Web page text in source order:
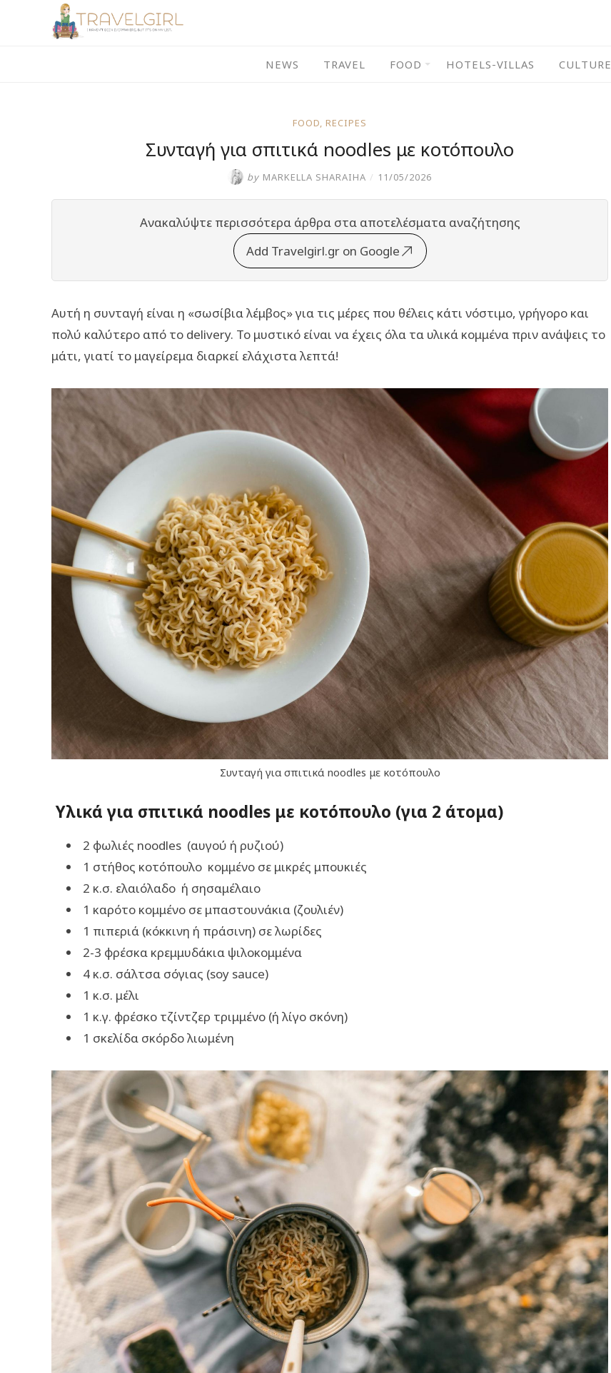
NEWS TRAVEL FOOD HOTELS-VILLAS CULTURE
FOOD, RECIPES
Συνταγή για σπιτικά nοοdles με κοτόπουλο
by MARKELLA SHARAIHA / 11/05/2026
Ανακαλύψτε περισσότερα άρθρα στα αποτελέσματα αναζήτησης
Add Travelgirl.gr on Google
Αυτή η συνταγή είναι η «σωσίβια λέμβος» για τις μέρες που θέλεις κάτι νόστιμο, γρήγορο και
πολύ καλύτερο από το delivery. Το μυστικό είναι να έχεις όλα τα υλικά κομμένα πριν ανάψεις το
μάτι, γιατί το μαγείρεμα διαρκεί ελάχιστα λεπτά!
Συνταγή για σπιτικά nοοdles με κοτόπουλο
Υλικά για σπιτικά nοοdles με κοτόπουλο (για 2 άτομα)
2 φωλιές noodles (αυγού ή ρυζιού)
1 στήθος κοτόπουλο κομμένο σε μικρές μπουκιές
2 κ.σ. ελαιόλαδο ή σησαμέλαιο
1 καρότο κομμένο σε μπαστουνάκια (ζουλιέν)
1 πιπεριά (κόκκινη ή πράσινη) σε λωρίδες
2-3 φρέσκα κρεμμυδάκια ψιλοκομμένα
4 κ.σ. σάλτσα σόγιας (soy sauce)
1 κ.σ. μέλι
1 κ.γ. φρέσκο τζίντζερ τριμμένο (ή λίγο σκόνη)
1 σκελίδα σκόρδο λιωμένη